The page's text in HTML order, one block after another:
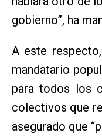
gobierno”, ha
A este
mandatario
para todos los
colectivos que
asegurado que